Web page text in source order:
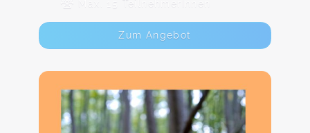
Max. 15 TeilnehmerInnen
Zum Angebot